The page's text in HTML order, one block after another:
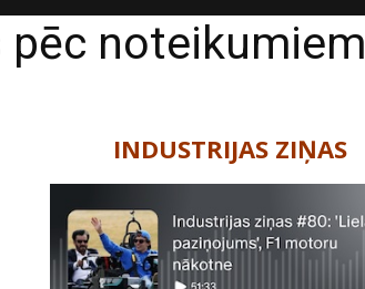
noteikumiem
INDUSTRIJAS ZIŅAS